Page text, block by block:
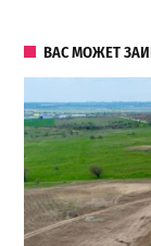
ВАС МОЖЕТ